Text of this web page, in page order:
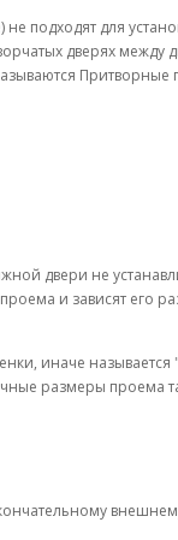
подходят для
дверях между
двери не
и зависят его
иначе
размеры проема